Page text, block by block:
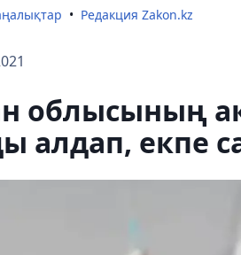
Редакция Zakon.kz
облысының
алдап, екпе